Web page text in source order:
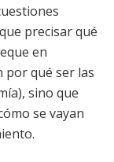
precisar qué
en
por qué ser las
sino que
se vayan